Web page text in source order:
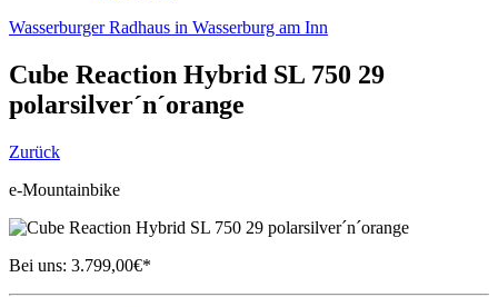
Wasserburger Radhaus in Wasserburg am Inn
Cube Reaction Hybrid SL 750 29
polarsilver´n´orange
Zurück
e-Mountainbike
Bei uns: 3.799,00€*